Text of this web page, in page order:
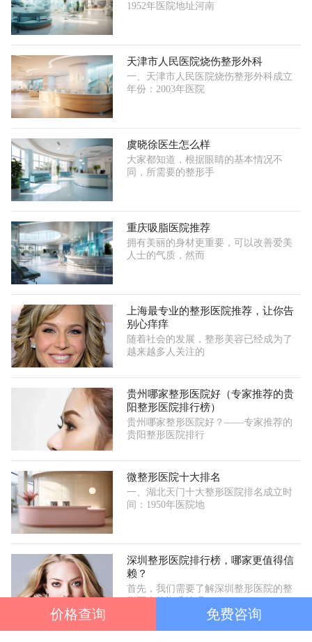
1952年医院地址河南
天津市人民医院烧伤整形外科
一、天津市人民医院烧伤整形外科成立
年份：2003年医院
虞晓徐医生怎么样
大家都知道，根据眼睛的基本情况不
同，所需要的整形手
重庆吸脂医院推荐
拥有美丽的身材更重要，可以改善爱美
人士的气质，然而
上海最专业的整形医院推荐，让你告
别心痒痒
随着社会的发展，整形美容已经成为了
越来越多人关注的
贵州哪家整形医院好（专家推荐的贵
阳整形医院排行榜）
贵州哪家整形医院好？——专家推荐的
贵阳整形医院排行
微整形医院十大排名
一、湖北天门十大整形医院排名成立时
间：1950年医院地
深圳整形医院排行榜，哪家更值得信
赖？
首先，我们需要了解深圳整形医院的整
价格查询 免费咨询